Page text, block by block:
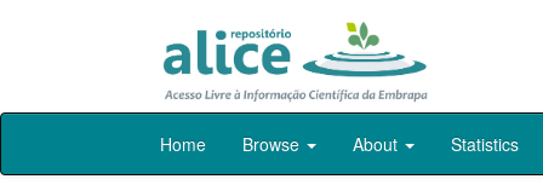
Skip
Home Browse About Statistics